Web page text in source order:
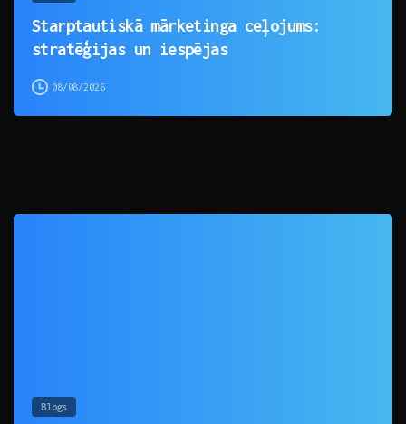
Starptautiskā mārketinga ceļojums:
stratēģijas un iespējas
08/08/2026
Blogs